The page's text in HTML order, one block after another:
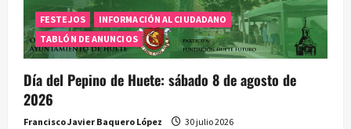
FESTEJOS
INFORMACIÓN AL CIUDADANO
TABLÓN DE ANUNCIOS
Día del Pepino de Huete: sábado 8 de agosto de
2026
Francisco Javier Baquero López 30 julio 2026